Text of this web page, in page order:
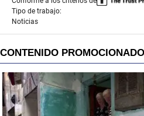
Tipo de trabajo:
Noticias